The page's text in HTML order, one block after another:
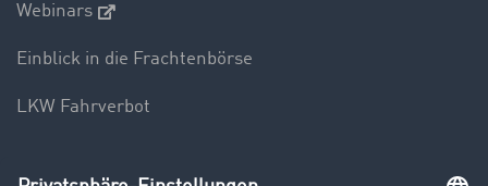
Webinars
Einblick in die Frachtenbörse
LKW Fahrverbot
Unternehmen